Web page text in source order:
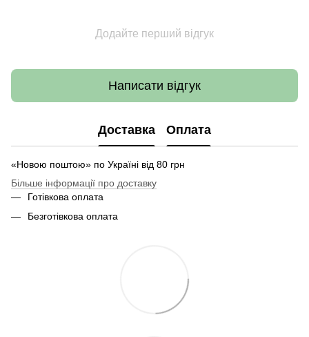
Додайте перший відгук
Написати відгук
Доставка Оплата
«Новою поштою» по Україні від 80 грн
Більше інформації про доставку
Готівкова оплата
Безготівкова оплата